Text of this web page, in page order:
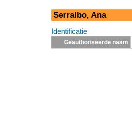
Serralbo, Ana
Identificatie
Geauthoriseerde naam